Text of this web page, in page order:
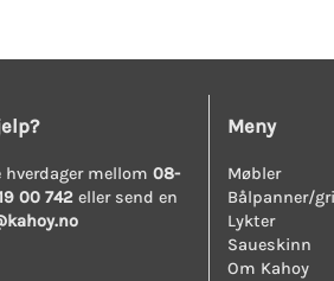
hverdager mellom08-
00 742 eller send en
Meny
Møbler
Bålpanner/
Lykter
Saueskinn
Om Kahoy